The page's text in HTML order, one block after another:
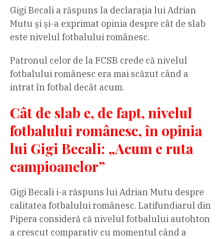
Gigi Becali a răspuns la declarația lui Adrian
Mutu și și-a exprimat opinia despre cât de slab
este nivelul fotbalului românesc.
Patronul celor de la FCSB crede că nivelul
fotbalului românesc era mai scăzut când a
intrat în fotbal decât acum.
Cât de slab e, de fapt, nivelul
fotbalului românesc, în opinia
lui Gigi Becali: „Acum e ruta
campioanelor”
Gigi Becali i-a răspuns lui Adrian Mutu despre
calitatea fotbalului românesc. Latifundiarul din
Pipera consideră că nivelul fotbalului autohton
a crescut comparativ cu momentul când a